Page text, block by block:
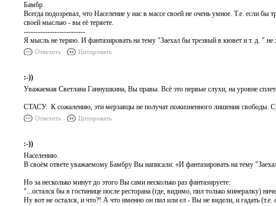
Бамбр
Всегда подозревал, что Население у нас в массе своей не очень умное. Т.е. если
своей мыслью - вы её теряете.
--------------------------
Я мысль не теряю. И фантазировать на тему "Заехал бы трезвый в кювет и т. д. "
Ответить Цитировать
:-))
Уважаемая Светлана Ганнушкина, Вы правы. Всё это первые слухи, на уровне
СТАСУ. К сожалению, эти мерзавцы не получат пожизненного лишения свободы.
Ответить Цитировать
:-))
Населению.
В своём ответе уважаемому Бамбру Вы написали: «И фантазировать на тему
Но за несколько минут до этого Вы сами несколько раз фантазируете:
"...остался бы в гостинице после ресторана (где, видимо, пил только минералку)
Ну вот не остался, и что?! А что именно он пил или ел - Вы не видели, и гадать (т.е.